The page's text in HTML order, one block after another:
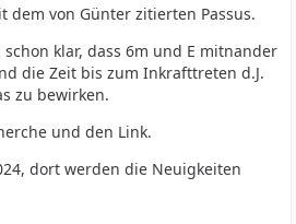
dem von Günter zitierten Passus.
schon klar, dass 6m und E mitnander
die Zeit bis zum Inkrafttreten d.J.
zu bewirken.
und den Link.
dort werden die Neuigkeiten